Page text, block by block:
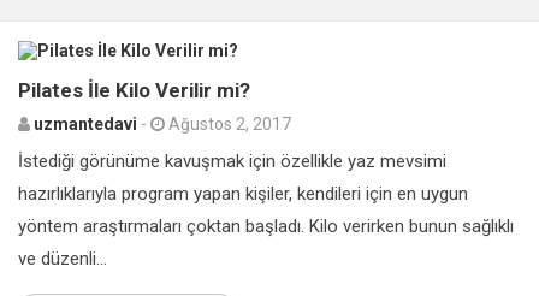
Pilates İle Kilo Verilir mi?
uzmantedavi - Ağustos 2, 2017
İstediği görünüme kavuşmak için özellikle yaz mevsimi
hazırlıklarıyla program yapan kişiler, kendileri için en uygun
yöntem araştırmaları çoktan başladı. Kilo verirken bunun sağlıklı
ve düzenli...